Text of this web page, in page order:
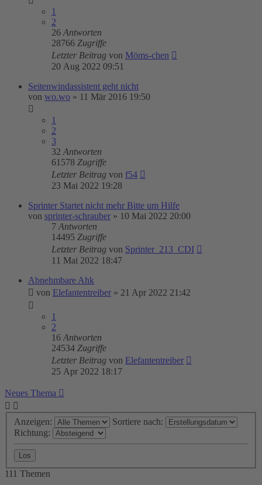
1
2
26 Antworten
28766 Zugriffe
Letzter Beitrag von Möms-chen
20 Aug 2022 09:51
Seitenwindassistent geht nicht
von wo.wo » 11 Mär 2016 19:50
1
2
3
32 Antworten
61578 Zugriffe
Letzter Beitrag von f54
23 Mai 2022 19:28
Sprinter Startet nicht mehr Bitte um Hilfe
von sprinter-schrauber » 10 Mai 2022 20:00
7 Antworten
14495 Zugriffe
Letzter Beitrag von Sprinter_213_CDI
11 Mai 2022 18:47
Abnehmbare Ahk
von Elefantentreiber » 21 Apr 2022 21:42
1
2
16 Antworten
24534 Zugriffe
Letzter Beitrag von Elefantentreiber
25 Apr 2022 18:17
Neues Thema
Anzeigen:
Sortiere nach:
Richtung:
111 Themen